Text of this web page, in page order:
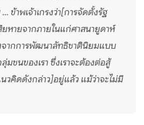
ข้าพเจ้าเกรงว่า[การจัดตั้งรัฐ
ยหายจากภายในแก่ศาสนายูดาห์
จากการพัฒนาลัทธิชาตินิยมแบบ
ชนของเรา ซึ่งเราจะต้องต่อสู้
วคิดดังกล่าว]อยู่แล้ว แม้ว่าจะไม่มี